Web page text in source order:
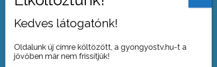
Kedves látogatónk!
Oldalunk új címre költözött, a gyongyostv.hu-t a
jövőben már nem frissítjük!